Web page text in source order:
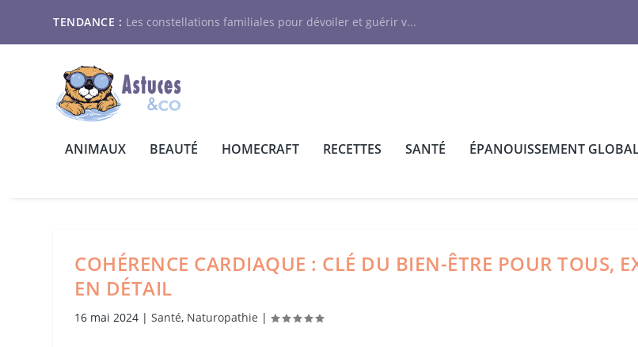
TENDANCE : Les constellations familiales pour dévoiler et guérir v...
ANIMAUX BEAUTÉ HOMECRAFT RECETTES SANTÉ ÉPANOUISSEMENT
COHÉRENCE CARDIAQUE : CLÉ DU BIEN-ÊTRE POUR TOUS,
EN DÉTAIL
16 mai 2024 |Santé, Naturopathie |